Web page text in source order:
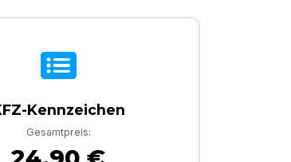
Kennzeichen
Gesamtpreis: